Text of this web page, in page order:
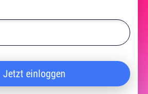
Jetzt einloggen